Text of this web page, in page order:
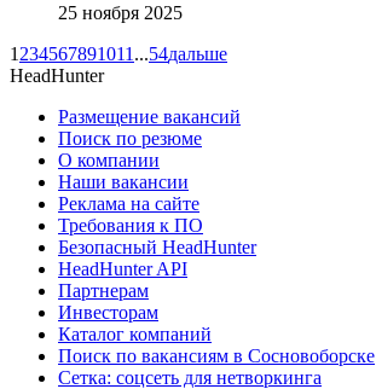
25 ноября 2025
1 234567891011 ...54дальше
HeadHunter
Размещение вакансий
Поиск по резюме
О компании
Наши вакансии
Реклама на сайте
Требования к ПО
Безопасный HeadHunter
HeadHunter API
Партнерам
Инвесторам
Каталог компаний
Поиск по вакансиям в Сосновоборске
Сетка: соцсеть для нетворкинга